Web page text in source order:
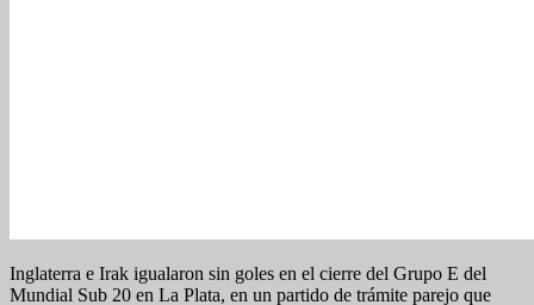
Inglaterra e Irak igualaron sin goles en el cierre del Grupo E del
Mundial Sub 20 en La Plata, en un partido de trámite parejo que